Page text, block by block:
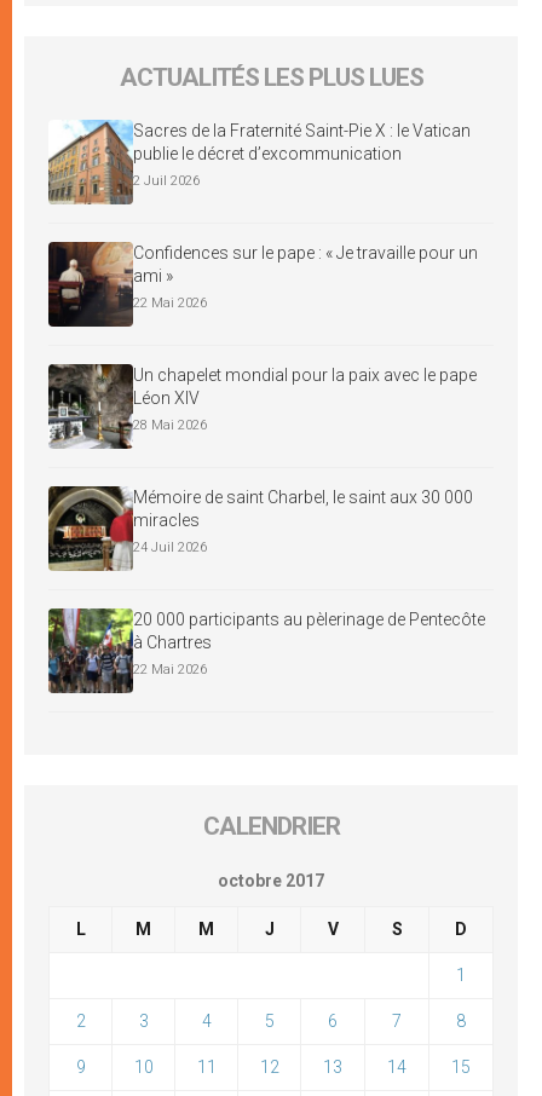
ACTUALITÉS LES PLUS LUES
Sacres de la Fraternité Saint-Pie X : le Vatican
publie le décret d’excommunication
2 Juil 2026
Confidences sur le pape : « Je travaille pour un
ami »
22 Mai 2026
Un chapelet mondial pour la paix avec le pape
Léon XIV
28 Mai 2026
Mémoire de saint Charbel, le saint aux 30 000
miracles
24 Juil 2026
20 000 participants au pèlerinage de Pentecôte
à Chartres
22 Mai 2026
CALENDRIER
octobre 2017
L M M J V S D
1
2 3 4 5 6 7 8
9 10 11 12 13 14 15